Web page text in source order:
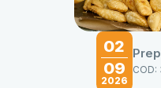
02
09
2026
COD: